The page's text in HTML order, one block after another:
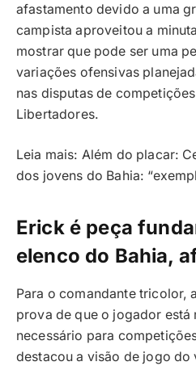
afastamento devido a uma
campista aproveitou a
mostrar que pode ser uma
variações ofensivas
nas disputas de
Libertadores.
Leia mais: Além do placar:
dos jovens do Bahia:
Erick é peça
elenco do Bahia,
Para o comandante tricolor,
prova de que o jogador
necessário para
destacou a visão de jogo do